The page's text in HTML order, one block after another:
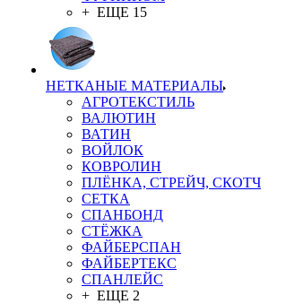
+ ЕЩЕ 15
НЕТКАНЫЕ МАТЕРИАЛЫ
АГРОТЕКСТИЛЬ
ВАЛЮТИН
ВАТИН
ВОЙЛОК
КОВРОЛИН
ПЛЁНКА, СТРЕЙЧ, СКОТЧ
СЕТКА
СПАНБОНД
СТЁЖКА
ФАЙБЕРСПАН
ФАЙБЕРТЕКС
СПАНЛЕЙС
+ ЕЩЕ 2